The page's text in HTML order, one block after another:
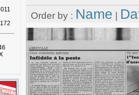
Order by : Name